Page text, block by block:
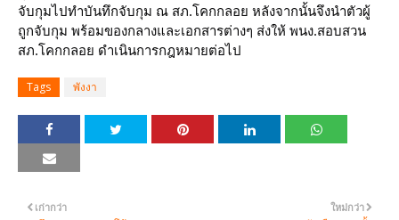
จับกุมไปทำบันทึกจับกุม ณ สภ.โคกกลอย หลังจากนั้นจึงนำตัวผู้
ถูกจับกุม พร้อมของกลางและเอกสารต่างๆ ส่งให้ พนง.สอบสวน
สภ.โคกกลอย ดำเนินการกฎหมายต่อไป
Tags พังงา
ใหม่กว่า
เก่ากว่า